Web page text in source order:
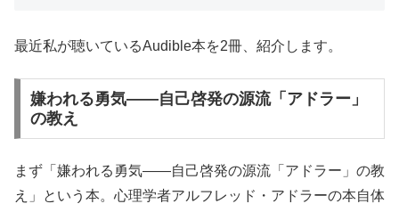
最近私が聴いているAudible本を2冊、紹介します。
嫌われる勇気――自己啓発の源流「アドラー」
の教え
まず「嫌われる勇気――自己啓発の源流「アドラー」の教
え」という本。心理学者アルフレッド・アドラーの本自体